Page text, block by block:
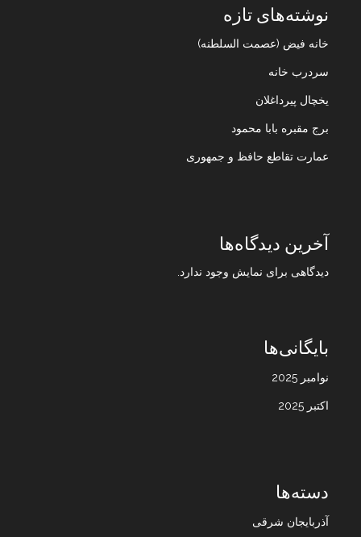
نوشته‌های تازه
خانه فیض (عصمت السلطنه)
سردرب خانه
یخچال پیرداغلان
برج مقبره بابا محمود
عمارت تقاطع حافظ و جمهوری
آخرین دیدگاه‌ها
دیدگاهی برای نمایش وجود ندارد.
بایگانی‌ها
نوامبر 2025
اکتبر 2025
دسته‌ها
آذربایجان شرقی